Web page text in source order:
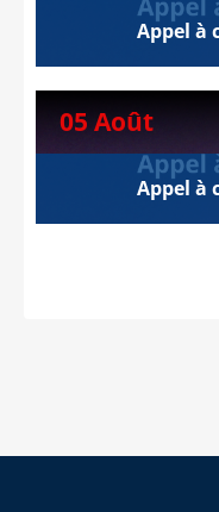
Appel à
05 Août
Appel à